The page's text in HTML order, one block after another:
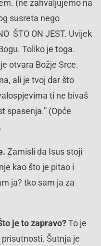
(ne zahvaljujemo na
susreta nego
ŠTO ON JEST. Uvijek
Toliko je toga.
otvara Božje Srce.
ali je tvoj dar što
ti ne bivaš
spasenja.” (Opće
Zamisli da Isus stoji
kao što je pitao i
ja? tko sam ja za
je to zapravo?To je
Šutnja je